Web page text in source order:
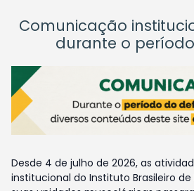
Comunicação
durante o
Desde 4 de julho de 2026, as
institucional do Instituto Brasileiro